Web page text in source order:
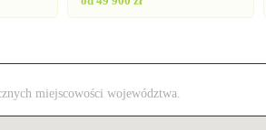
miejscowości województwa.